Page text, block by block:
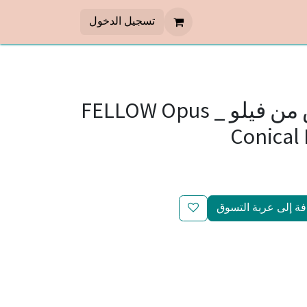
تسجيل الدخول
مطحنة اوبس من فيلو _ FELLOW Opus
Conical
إلى عربة التسوق